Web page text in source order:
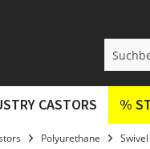
CASTORS %
Polyurethane